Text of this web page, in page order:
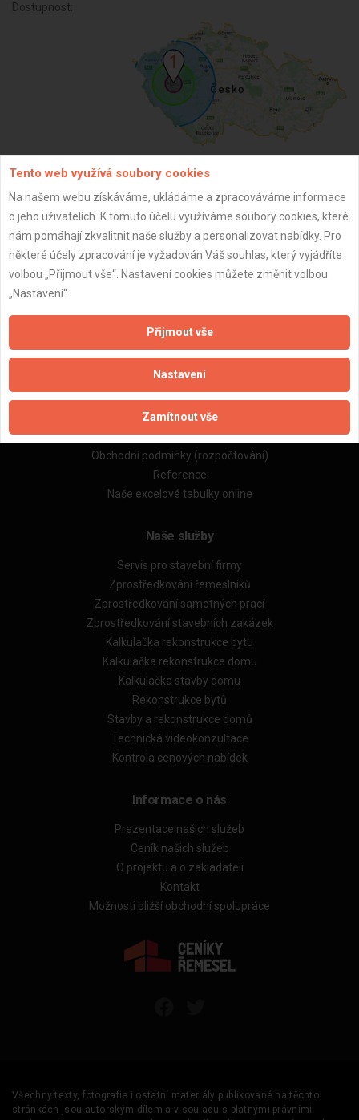
Dostupnost:
ZPĚT
Aktualizováno z portálu ARES dne 01.12.2025 08:45:02
Důležité informace
Naše firmy a řemeslníci
Zpracování a ochrana osobních údajů
Zásady pro používání souborů cookie
Obchodní podmínky (zprostředkování)
Obchodní podmínky (rozpočtování)
Reference
Naše excelové tabulky online
Naše služby
Servis pro stavební firmy
Zprostředkování řemeslníků
Zprostředkování samotných prací
Zprostředkování stavebních zakázek
Kalkulačka rekonstrukce bytu
Kalkulačka rekonstrukce domu
Kalkulačka stavby domu
Rekonstrukce bytů
Stavby a rekonstrukce domů
Technická videokonzultace
Kontrola cenových nabídek
Informace o nás
Prezentace našich služeb
Ceník našich služeb
O projektu a o zakladateli
Kontakt
Možnosti bližší obchodní spolupráce
Všechny texty, fotografie i ostatní materiály publikované na těchto
stránkách jsou autorským dílem a v souladu s platnými právními
Tento web využívá soubory cookies
Na našem webu získáváme, ukládáme a zpracováváme informace
o jeho uživatelích. K tomuto účelu využíváme soubory cookies, které
nám pomáhají zkvalitnit naše služby a personalizovat nabídky. Pro
některé účely zpracování je vyžadován Váš souhlas, který vyjádříte
volbou „Přijmout vše“. Nastavení cookies můžete změnit volbou
„Nastavení“.
Přijmout vše
Nastavení
Zamítnout vše